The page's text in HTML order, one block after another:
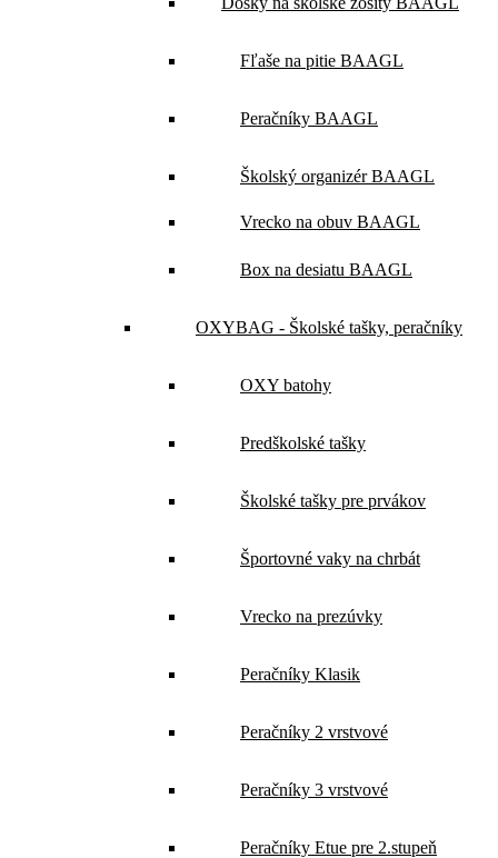
Fľaše na pitie BAAGL
Peračníky BAAGL
Školský organizér BAAGL
Vrecko na obuv BAAGL
Box na desiatu BAAGL
OXYBAG - Školské tašky, peračníky
OXY batohy
Predškolské tašky
Školské tašky pre prvákov
Športovné vaky na chrbát
Vrecko na prezúvky
Peračníky Klasik
Peračníky 2 vrstvové
Peračníky 3 vrstvové
Peračníky Etue pre 2.stupeň